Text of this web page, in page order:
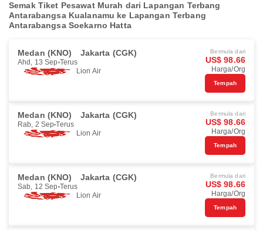
Semak Tiket Pesawat Murah dari Lapangan Terbang
Antarabangsa Kualanamu ke Lapangan Terbang
Antarabangsa Soekarno Hatta
Medan (KNO) Jakarta (CGK)
Ahd, 13 Sep Terus
Lion Air
Bermula dari
US$ 98.66
Harga/Org
Tempah
Medan (KNO) Jakarta (CGK)
Rab, 2 Sep Terus
Lion Air
Bermula dari
US$ 98.66
Harga/Org
Tempah
Medan (KNO) Jakarta (CGK)
Sab, 12 Sep Terus
Lion Air
Bermula dari
US$ 98.66
Harga/Org
Tempah